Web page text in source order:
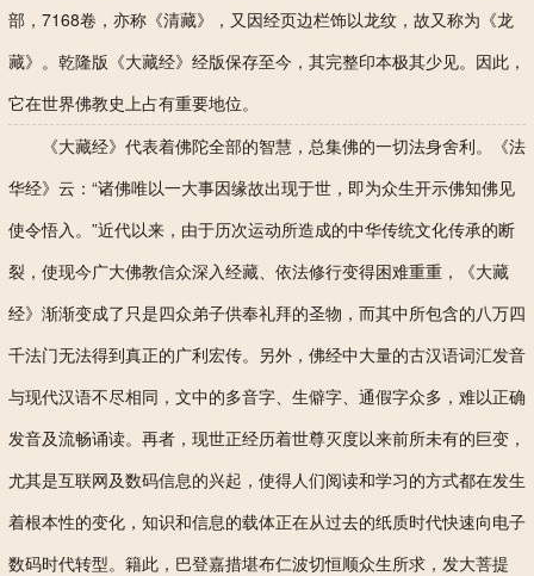
部，7168卷，亦称《清藏》，又因经页边栏饰以龙纹，故又称为《龙
藏》。乾隆版《大藏经》经版保存至今，其完整印本极其少见。因此，
它在世界佛教史上占有重要地位。
《大藏经》代表着佛陀全部的智慧，总集佛的一切法身舍利。《法
华经》云：“诸佛唯以一大事因缘故出现于世，即为众生开示佛知佛见
使令悟入。”近代以来，由于历次运动所造成的中华传统文化传承的断
裂，使现今广大佛教信众深入经藏、依法修行变得困难重重，《大藏
经》渐渐变成了只是四众弟子供奉礼拜的圣物，而其中所包含的八万四
千法门无法得到真正的广利宏传。另外，佛经中大量的古汉语词汇发音
与现代汉语不尽相同，文中的多音字、生僻字、通假字众多，难以正确
发音及流畅诵读。再者，现世正经历着世尊灭度以来前所未有的巨变，
尤其是互联网及数码信息的兴起，使得人们阅读和学习的方式都在发生
着根本性的变化，知识和信息的载体正在从过去的纸质时代快速向电子
数码时代转型。籍此，巴登嘉措堪布仁波切恒顺众生所求，发大菩提